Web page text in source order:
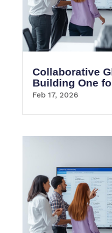
Collaborative
Building One
Feb 17, 2026